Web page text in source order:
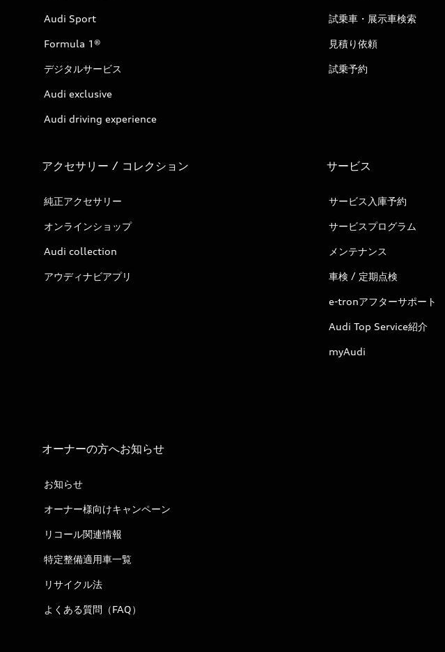
Audi Sport
Formula 1®
デジタルサービス
Audi exclusive
Audi driving experience
試乗車・展示車検索
見積り依頼
試乗予約
アクセサリー / コレクション
純正アクセサリー
オンラインショップ
Audi collection
アウディナビアプリ
サービス
サービス入庫予約
サービスプログラム
メンテナンス
車検 / 定期点検
e-tronアフターサポート
Audi Top Service紹介
myAudi
オーナーの方へお知らせ
お知らせ
オーナー様向けキャンペーン
リコール関連情報
特定整備適用車一覧
リサイクル法
よくある質問（FAQ）